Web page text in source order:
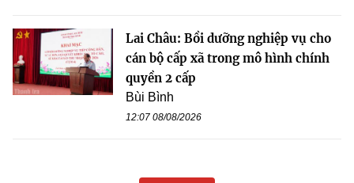
Lai Châu: Bồi dưỡng nghiệp vụ cho
cán bộ cấp xã trong mô hình chính
quyền 2 cấp
Bùi Bình
12:07 08/08/2026